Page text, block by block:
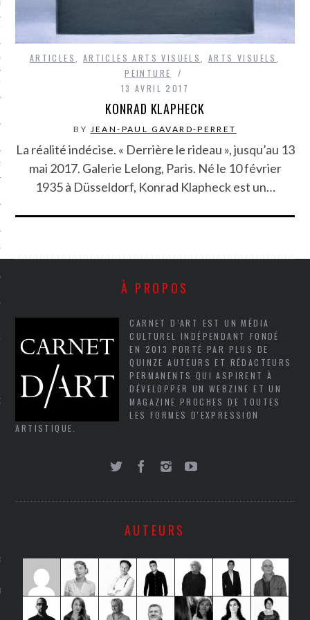
GUERRE
EN VOD
ARTICLES, ARTICLES ARTS VISUELS, ARTS VISUELS ,
PEINTURE
13 AVRIL 2017
KONRAD KLAPHECK
BY JEAN-PAUL GAVARD-PERRET
La réalité indécise. « Derrière le rideau », jusqu’au 13
mai 2017. Galerie Lelong, Paris. Né le 10 février
1935 à Düsseldorf, Konrad Klapheck est un…
À PROPOS
CARNET D’ART EST UN MÉDIA
CULTUREL INDÉPENDANT FONDÉ
EN 2013 PORTÉ PAR PLUS DE
QUINZE AUTEURS ET RÉDACTEURS
PERMANENTS QUI ASPIRENT À
DÉVELOPPER UN WEBZINE ET UN
MAGAZINE PROCHES DE TOUTES
LES FORMES D'EXPRESSION
ARTISTIQUE.
AUTEURS